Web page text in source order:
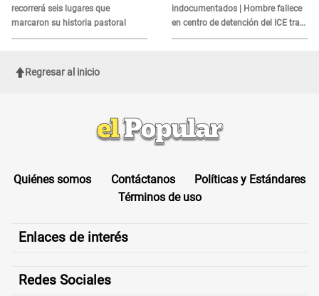
recorrerá seis lugares que
marcaron su historia pastoral
indocumentados | Hombre fallece
en centro de detención del ICE tras
sufrir una "emergencia médica"
Regresar al inicio
Quiénes somos Contáctanos
Políticas y Estándares
Términos de uso
Enlaces de interés
Redes Sociales